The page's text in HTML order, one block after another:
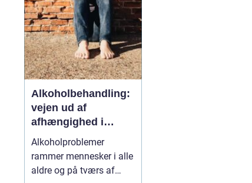
frem. Mange vælger
der...
Alkoholbehandling:
vejen ud af
afhængighed i
trygge rammer
Alkoholproblemer
rammer mennesker i alle
aldre og på tværs af